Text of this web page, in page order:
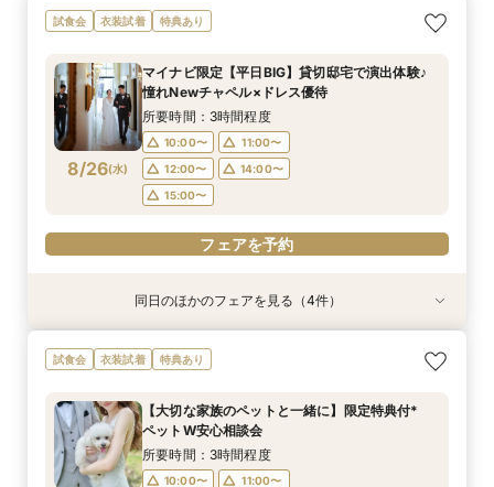
8/23 (日)
＜初めての式場見学＞心躍る花嫁の第一歩♪ゆっ
たり相談＆見学会
9:00〜
9:15〜
14:30〜
18:00〜
フェアを予約
8/23 (日)
【10名～におすすめ*少人数W★】挙式×贅沢試
食×おもてなし体験
9:15〜
14:30〜
18:00〜
フェアを予約
8/23 (日)
大好評♪ペット婚【支持率NO,1】ペットも安心
W*相談会
9:15〜
14:30〜
14:45〜
18:00〜
フェアを予約
8/23 (日)
【遠方の方◎オンライン相談会】スマホで簡単！
豪華5大特典付き
13:00〜 13:30〜
フェアを予約
8/23 (日)
【料理重視の方◎】シェフ渾身コース試食＆おも
てなし料理特典
9:10〜 14:30〜
フェアを予約
8/23 (日)
「即決ナシ」予算のリアル大公開！本番コーデ×
人気ドレス優待付
9:15〜
14:30〜
18:00〜
フェアを予約
試食会 衣装試着 特典あり
8/26(水)
マイナビ限定【平日BIG】貸切邸宅で演出体験♪
憧れNewチャペル×ドレス優待
所要時間：3時間程度
10:00〜
11:00〜
12:00〜
14:00〜
15:00〜
フェアを予約
特典あり
8/26( 水)
【10名～におすすめ*少人数W】挙式×会食プラ
ン×おもてなし体験
10:00〜
11:00〜
12:00〜
14:00〜
15:00〜
衣装試着 特典あり
8/26( 水)
【大切な家族のペットと一緒に】限定特典付*
ペットW安心相談会
10:00〜
11:00〜
12:00〜
14:00〜
15:00〜
衣装試着 特典あり
8/26( 水)
＜初めての式場見学＞心躍る花嫁の第一歩♪ゆっ
たり相談＆見学会
10:00〜
11:00〜
12:00〜
14:00〜
15:00〜
8/26( 水)
【遠方の方◎オンライン相談会】スマホで簡単！
豪華5大特典付き
10:00〜
11:00〜
12:00〜
14:00〜
15:00〜
同日のほかのフェアを見る（4件）
試食会 衣装試着 特典あり
【大切な家族のペットと一緒に】限定特典付*
ペットW安心相談会
所要時間：3時間程度
10:00〜 11:00〜